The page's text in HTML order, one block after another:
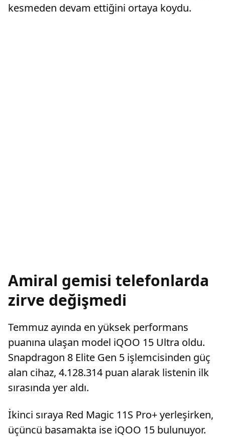
kesmeden devam ettiğini ortaya koydu.
Amiral gemisi telefonlarda
zirve değişmedi
Temmuz ayında en yüksek performans
puanına ulaşan model iQOO 15 Ultra oldu.
Snapdragon 8 Elite Gen 5 işlemcisinden güç
alan cihaz, 4.128.314 puan alarak listenin ilk
sırasında yer aldı.
İkinci sıraya Red Magic 11S Pro+ yerleşirken,
üçüncü basamakta ise iQOO 15 bulunuyor.